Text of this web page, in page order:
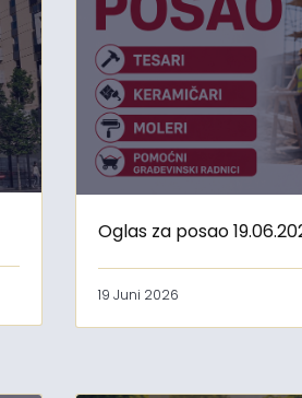
Oglas za posao
19 Juni 2026